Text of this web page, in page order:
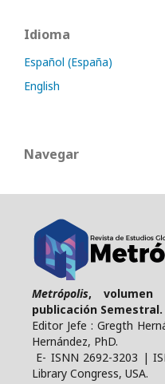
Idioma
Español (España)
English
Navegar
Metrópolis, volumen
publicación Semestral.
Editor Jefe : Gregth
Hernández, PhD.
E- ISNN 2692-3203 |
Library Congress, USA.